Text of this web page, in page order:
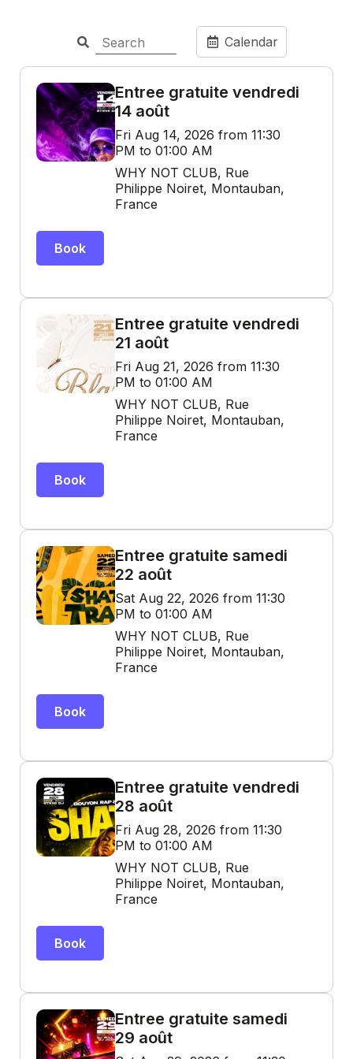
Calendar
Entree gratuite vendredi
14 août
Fri Aug 14, 2026 from 11:30
PM to 01:00 AM
WHY NOT CLUB, Rue
Philippe Noiret, Montauban,
France
Book
Entree gratuite vendredi
21 août
Fri Aug 21, 2026 from 11:30
PM to 01:00 AM
WHY NOT CLUB, Rue
Philippe Noiret, Montauban,
France
Book
Entree gratuite samedi
22 août
Sat Aug 22, 2026 from 11:30
PM to 01:00 AM
WHY NOT CLUB, Rue
Philippe Noiret, Montauban,
France
Book
Entree gratuite vendredi
28 août
Fri Aug 28, 2026 from 11:30
PM to 01:00 AM
WHY NOT CLUB, Rue
Philippe Noiret, Montauban,
France
Book
Entree gratuite samedi
29 août